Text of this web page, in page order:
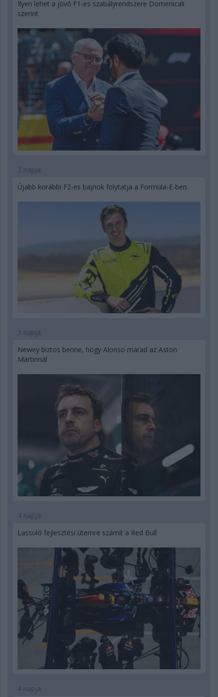
Ilyen lehet a jövő F1-es szabályrendszere Domenicali
szerint
3 napja
Újabb korábbi F2-es bajnok folytatja a Formula-E-ben
3 napja
Newey biztos benne, hogy Alonso marad az Aston
Martinnál
4 napja
Lassuló fejlesztési ütemre számít a Red Bull
4 napja